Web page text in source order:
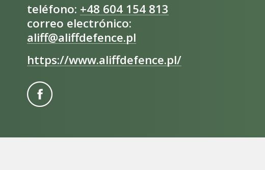
teléfono: +48 604 154 813
correo electrónico:
aliff@aliffdefence.pl
https://www.aliffdefence.pl/